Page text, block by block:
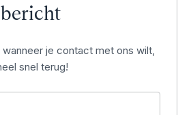
je contact met ons wilt,
snel terug!